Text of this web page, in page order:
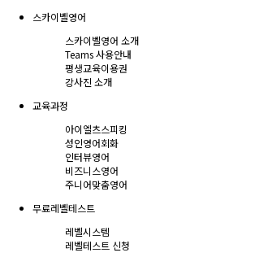
스카이벨영어
스카이벨영어 소개
Teams 사용안내
평생교육이용권
강사진 소개
교육과정
아이엘츠스피킹
성인영어회화
인터뷰영어
비즈니스영어
주니어맞춤영어
무료레벨테스트
레벨시스템
레벨테스트 신청